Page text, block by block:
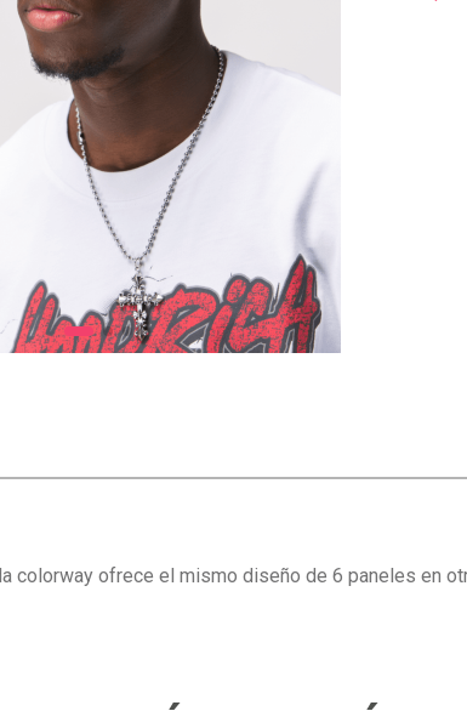
colorway ofrece el mismo diseño de 6 paneles en